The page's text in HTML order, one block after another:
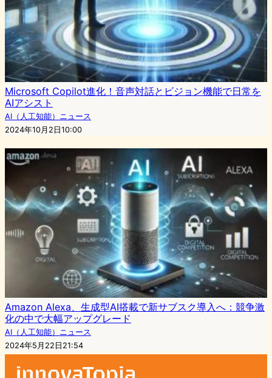
Microsoft Copilot進化！音声対話とビジョン機能で日常を
AIアシスト
AI（人工知能）ニュース
2024年10月2日10:00
Amazon Alexa、生成型AI搭載で新サブスク導入へ：競争激
化の中で大幅アップグレード
AI（人工知能）ニュース
2024年5月22日21:54